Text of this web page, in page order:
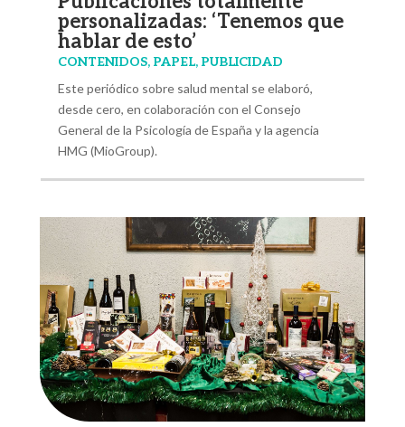
personalizadas: ‘Tenemos que
hablar de esto’
CONTENIDOS, PAPEL, PUBLICIDAD
Este periódico sobre salud mental se elaboró,
desde cero, en colaboración con el Consejo
General de la Psicología de España y la agencia
HMG (MioGroup).